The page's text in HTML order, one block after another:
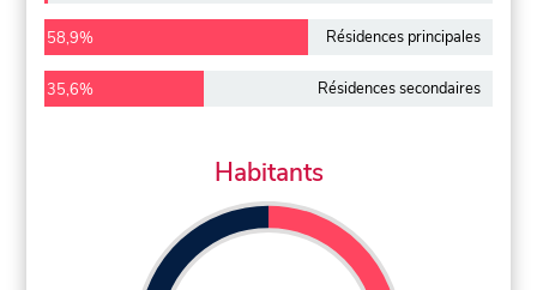
58,9% Résidences principales
35,6% Résidences secondaires
Habitants